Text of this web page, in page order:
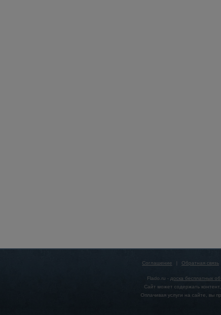
Соглашение | Обратная связь
Flado.ru - доска бесплатных
Сайт может содержать
Оплачивая услуги на сайте, вы